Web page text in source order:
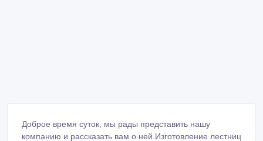
Доброе время суток, мы рады представить нашу
компанию и рассказать вам о ней.Изготовление лестниц